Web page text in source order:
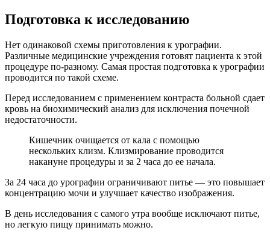
Подготовка к исследованию
Нет одинаковой схемы приготовления к урографии.
Различные медицинские учреждения готовят пациента к этой
процедуре по-разному. Самая простая подготовка к урографии
проводится по такой схеме.
Перед исследованием с применением контраста больной сдает
кровь на биохимический анализ для исключения почечной
недостаточности.
Кишечник очищается от кала с помощью
нескольких клизм. Клизмирование проводится
накануне процедуры и за 2 часа до ее начала.
За 24 часа до урографии ограничивают питье — это повышает
концентрацию мочи и улучшает качество изображения.
В день исследования с самого утра вообще исключают питье,
но легкую пищу принимать можно.